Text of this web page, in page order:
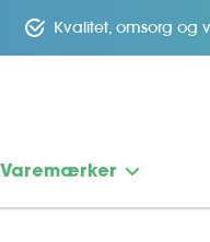
Kvalitet, omsorg og
Varemærker